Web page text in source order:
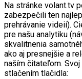
Na stránke volant.tv
zabezpečili ten
prehrávanie videií).
pre našu analytiku
skvalitnenia
ako aj presnejšie a
naším čitateľom.
stlačením tlačidla: